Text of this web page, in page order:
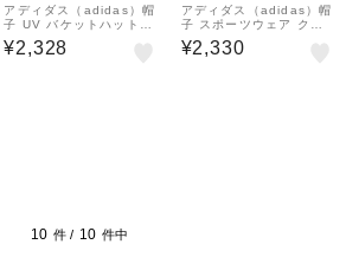
&mall店
アディダス（adidas）帽
子 UV バケットハット
ベージュ M-Lサイズ KC
E32-JL5157 バケハ UV
¥2,328
&mall店
アディダス（adidas）帽
子 スポーツウェア クラ
シック バケットハット
黒 57-60cm KUX49-JG
¥2,330
10 件 / 10 件中